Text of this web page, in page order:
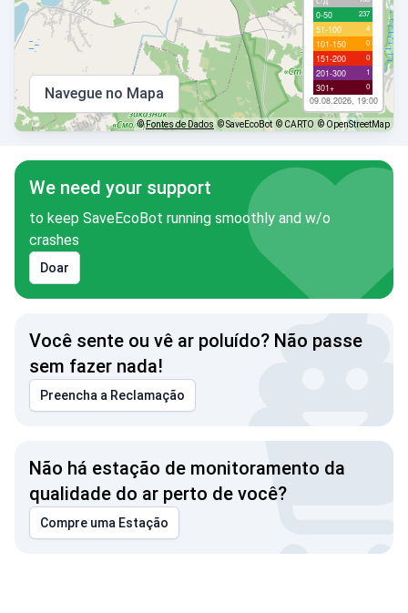
0-50 237
51-100 4
101-150 0
151-200 0
201-300 1
301+ 0
09.08.2026, 19:00
Navegue no Mapa
©Fontes de Dados © SaveEcoBot © CARTO © OpenStreetMap
We need your support
to keep SaveEcoBot running smoothly and w/o
crashes
Doar
Você sente ou vê ar poluído? Não passe
sem fazer nada!
Preencha a Reclamação
Não há estação de monitoramento da
qualidade do ar perto de você?
Compre uma Estação